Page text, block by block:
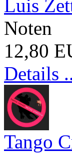
Luis
Noten
12,80
Details
Tango